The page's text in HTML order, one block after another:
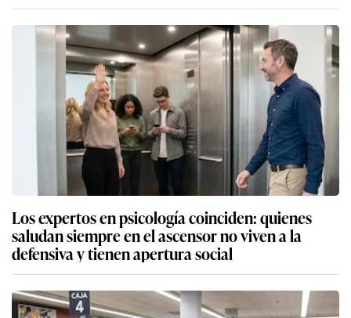
Los expertos en psicología coinciden: quienes
saludan siempre en el ascensor no viven a la
defensiva y tienen apertura social